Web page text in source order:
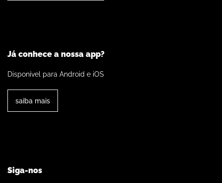
Já conhece a nossa app?
Disponível para Android e iOS
saiba mais
Siga-nos